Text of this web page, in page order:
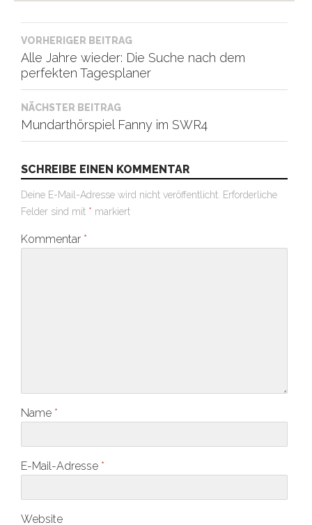
Beitragsnavigation
VORHERIGER BEITRAG
Alle Jahre wieder: Die Suche nach dem
perfekten Tagesplaner
NÄCHSTER BEITRAG
Mundarthörspiel Fanny im SWR4
SCHREIBE EINEN KOMMENTAR
Deine E-Mail-Adresse wird nicht veröffentlicht. Erforderliche
Felder sind mit * markiert
Kommentar *
Name *
E-Mail-Adresse *
Website